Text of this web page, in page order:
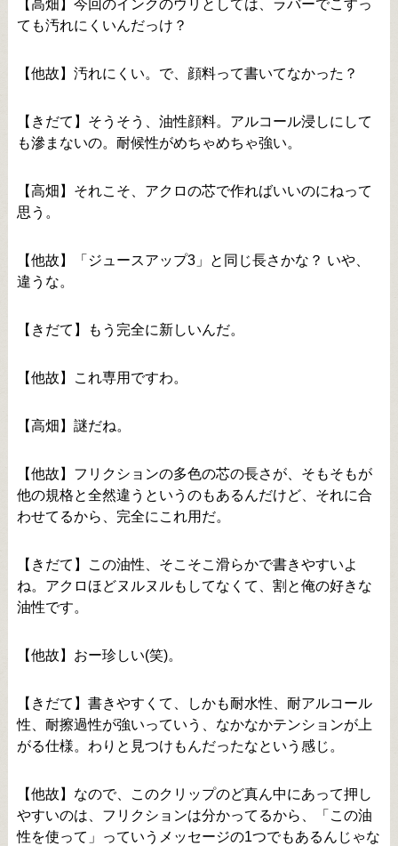
【高畑】今回のインクのウリとしては、ラバーでこすっ
ても汚れにくいんだっけ？
【他故】汚れにくい。で、顔料って書いてなかった？
【きだて】そうそう、油性顔料。アルコール浸しにして
も滲まないの。耐候性がめちゃめちゃ強い。
【高畑】それこそ、アクロの芯で作ればいいのにねって
思う。
【他故】「ジュースアップ3」と同じ長さかな？ いや、
違うな。
【きだて】もう完全に新しいんだ。
【他故】これ専用ですわ。
【高畑】謎だね。
【他故】フリクションの多色の芯の長さが、そもそもが
他の規格と全然違うというのもあるんだけど、それに合
わせてるから、完全にこれ用だ。
【きだて】この油性、そこそこ滑らかで書きやすいよ
ね。アクロほどヌルヌルもしてなくて、割と俺の好きな
油性です。
【他故】おー珍しい(笑)。
【きだて】書きやすくて、しかも耐水性、耐アルコール
性、耐擦過性が強いっていう、なかなかテンションが上
がる仕様。わりと見つけもんだったなという感じ。
【他故】なので、このクリップのど真ん中にあって押し
やすいのは、フリクションは分かってるから、「この油
性を使って」っていうメッセージの1つでもあるんじゃな